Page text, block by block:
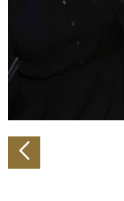
Abschnitt
Wir verwenden
personalisieren,
zu können und
analysieren.
Verwendung
soziale Medien,
Partner führen